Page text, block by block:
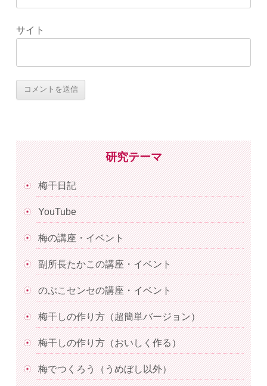
サイト
研究テーマ
梅干日記
YouTube
梅の講座・イベント
副所長たかこの講座・イベント
のぶこセンセの講座・イベント
梅干しの作り方（超簡単バージョン）
梅干しの作り方（おいしく作る）
梅でつくろう（うめぼし以外）